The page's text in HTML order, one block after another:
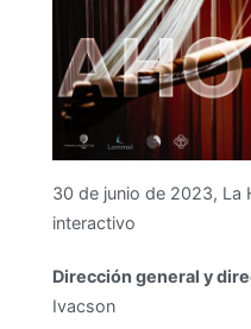
30 de junio de 2023, La
interactivo
Dirección general y
Ivacson